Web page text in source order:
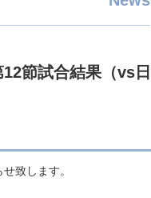
節試合結果（vs日
致します。